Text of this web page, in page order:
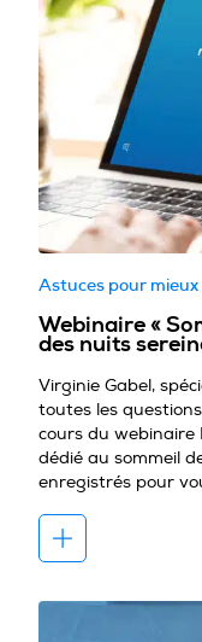
Astuces pour
Webinaire «
des nuits
Virginie Gabel,
toutes les
cours du webinaire
dédié au sommeil
enregistrés pour